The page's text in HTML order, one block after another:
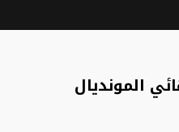
المونديال